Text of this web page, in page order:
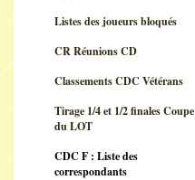
Listes des joueurs bloqués
CR Réunions CD
Classements CDC Vétérans
Tirage 1/4 et 1/2 finales Coupe
du LOT
CDC F : Liste des
correspondants